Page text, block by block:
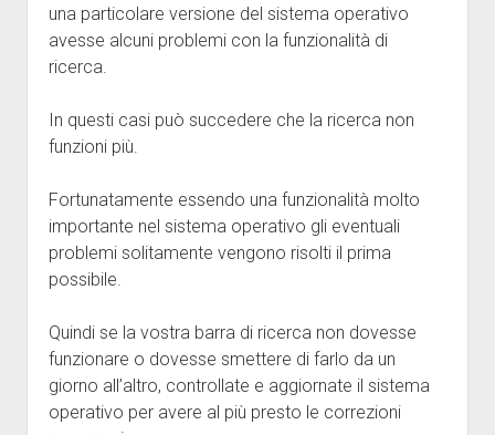
una particolare versione del sistema operativo
avesse alcuni problemi con la funzionalità di
ricerca.
In questi casi può succedere che la ricerca non
funzioni più.
Fortunatamente essendo una funzionalità molto
importante nel sistema operativo gli eventuali
problemi solitamente vengono risolti il prima
possibile.
Quindi se la vostra barra di ricerca non dovesse
funzionare o dovesse smettere di farlo da un
giorno all’altro, controllate e aggiornate il sistema
operativo per avere al più presto le correzioni